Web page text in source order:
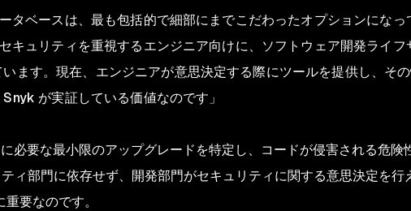
タベースは、最も包括的で細部にまでこだわったオプションにな
キュリティを重視するエンジニア向けに、ソフトウェア開発ライ
ます。現在、エンジニアが意思決定する際にツールを提供し、そ
が実証している価値なのです」
必要な最小限のアップグレードを特定し、コードが侵害される危険
ィ部門に依存せず、開発部門がセキュリティに関する意思決定を
要なのです。